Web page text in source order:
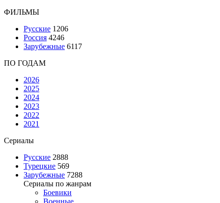
ФИЛЬМЫ
Русские 1206
Россия 4246
Зарубежные 6117
ПО ГОДАМ
2026
2025
2024
2023
2022
2021
Сериалы
Русские 2888
Турецкие 569
Зарубежные 7288
Сериалы по жанрам
Боевики
Военные